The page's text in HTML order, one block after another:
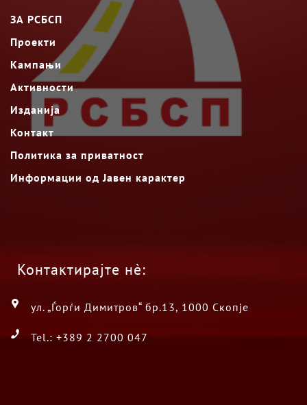
ЗА РСБСП
Проекти
Кампањи
Активности
Изданија
Контакт
Политика за приватност
Информации од Јавен карактер
Контактирајте нè:
ул. „Ѓорѓи Димитров“ бр.13, 1000 Скопје
Tel.: +389 2 2700 047